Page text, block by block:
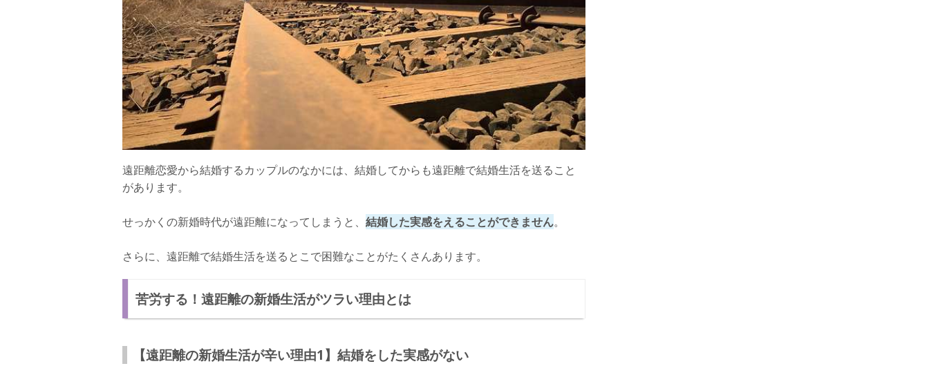
遠距離恋愛から結婚するカップルのなかには、結婚してからも遠距離で結婚生活を送ること
があります。
せっかくの新婚時代が遠距離になってしまうと、 結婚した実感をえることができません。
さらに、遠距離で結婚生活を送るとこで困難なことがたくさんあります。
苦労する！遠距離の新婚生活がツラい理由とは
【遠距離の新婚生活が辛い理由1】結婚をした実感がない